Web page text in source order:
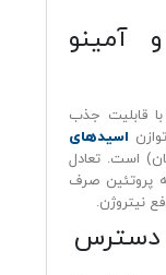
آمینو
با قابلیت جذب
اسیدهای
است. تعادل
پروتئین صرف
نیتروژن.